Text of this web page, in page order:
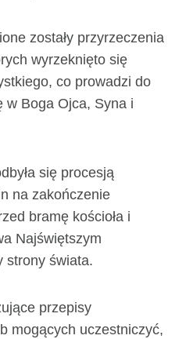
zostały przyrzeczenia
wyrzeknięto się
co prowadzi do
w Boga Ojca, Syna i
się procesją
na zakończenie
bramę kościoła i
Najświętszym
strony świata.
przepisy
mogących uczestniczyć,